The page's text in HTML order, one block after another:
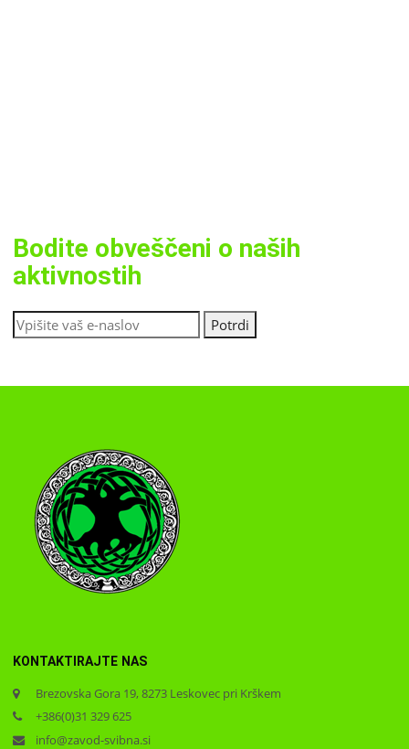
Bodite obveščeni o naših
aktivnostih
KONTAKTIRAJTE NAS
Brezovska Gora 19, 8273 Leskovec pri Krškem
+386(0)31 329 625
info@zavod-svibna.si